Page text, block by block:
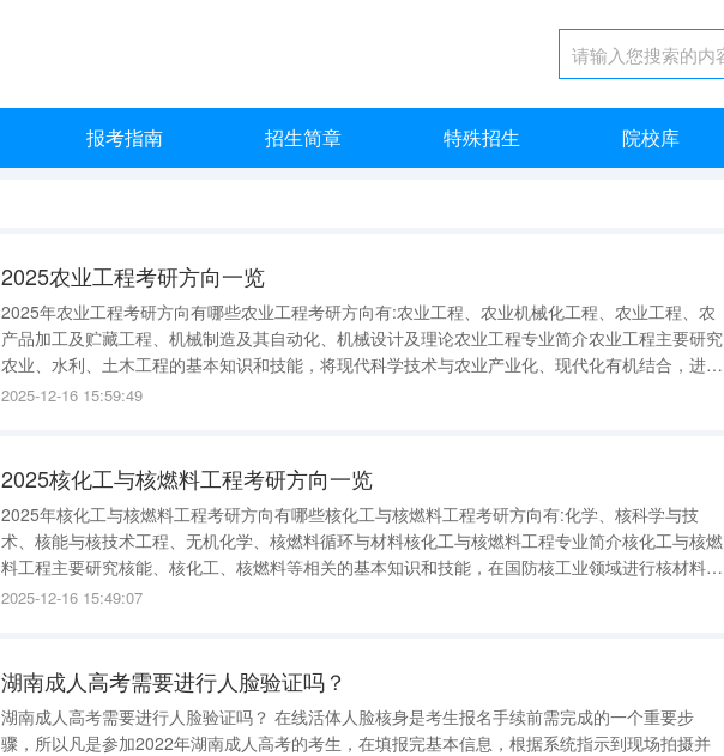
报考指南 招生简章 特殊招生 院校库
2025农业工程考研方向一览
2025年农业工程考研方向有哪些农业工程考研方向有:农业工程、农业机械化工程、农业工程、农
产品加工及贮藏工程、机械制造及其自动化、机械设计及理论农业工程专业简介农业工程主要研究
农业、水利、土木工程的基本知识和技能，将现代科学技术与农业产业化、现代化有机结合，进行
农业工程的规划、设计、开发、建设等，包括灌溉和排水系统等农田水利的建设、小麦和蔬菜等农
2025-12-16 15:59:49
2025核化工与核燃料工程考研方向一览
2025年核化工与核燃料工程考研方向有哪些核化工与核燃料工程考研方向有:化学、核科学与技
术、核能与核技术工程、无机化学、核燃料循环与材料核化工与核燃料工程专业简介核化工与核燃
料工程主要研究核能、核化工、核燃料等相关的基本知识和技能，在国防核工业领域进行核材料开
发、核燃料加工、核辐射防护等。例如：铀-235的提取与浓缩，核反应堆燃料元件的制造，核裂变
2025-12-16 15:49:07
湖南成人高考需要进行人脸验证吗？
湖南成人高考需要进行人脸验证吗？ 在线活体人脸核身是考生报名手续前需完成的一个重要步
骤，所以凡是参加2022年湖南成人高考的考生，在填报完基本信息，根据系统指示到现场拍摄并